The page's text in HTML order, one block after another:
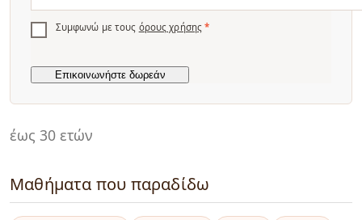
έως 30 ετών
Μαθήματα που παραδίδω
Συμφωνώ με τους όρους χρήσης *